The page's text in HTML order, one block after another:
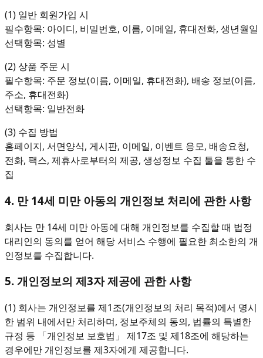
(1) 일반 회원가입 시
필수항목: 아이디, 비밀번호, 이름, 이메일, 휴대전화, 생년월일
선택항목: 성별
(2) 상품 주문 시
필수항목: 주문 정보(이름, 이메일, 휴대전화), 배송 정보(이름,
주소, 휴대전화)
선택항목: 일반전화
(3) 수집 방법
홈페이지, 서면양식, 게시판, 이메일, 이벤트 응모, 배송요청,
전화, 팩스, 제휴사로부터의 제공, 생성정보 수집 툴을 통한 수
집
4. 만 14세 미만 아동의 개인정보 처리에 관한 사항
회사는 만 14세 미만 아동에 대해 개인정보를 수집할 때 법정
대리인의 동의를 얻어 해당 서비스 수행에 필요한 최소한의 개
인정보를 수집합니다.
5. 개인정보의 제3자 제공에 관한 사항
(1) 회사는 개인정보를 제1조(개인정보의 처리 목적)에서 명시
한 범위 내에서만 처리하며, 정보주체의 동의, 법률의 특별한
규정 등 「개인정보 보호법」 제17조 및 제18조에 해당하는
경우에만 개인정보를 제3자에게 제공합니다.